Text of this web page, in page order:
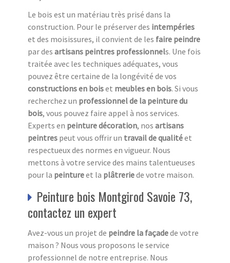
Le bois est un matériau très prisé dans la
construction. Pour le préserver des intempéries
et des moisissures, il convient de les faire peindre
par des artisans peintres professionnels. Une fois
traitée avec les techniques adéquates, vous
pouvez être certaine de la longévité de vos
constructions en boiset meubles en bois. Si vous
recherchez un professionnel de la peinture du
bois, vous pouvez faire appel à nos services.
Experts en peinture décoration, nos artisans
peintres peut vous offrir un travail de qualitéet
respectueux des normes en vigueur. Nous
mettons à votre service des mains talentueuses
pour la peintureet la plâtreriede votre maison.
Peinture bois Montgirod Savoie 73,
contactez un expert
Avez-vous un projet de peindre la façadede votre
maison ? Nous vous proposons le service
professionnel de notre entreprise. Nous